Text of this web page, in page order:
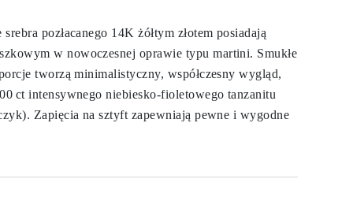
pozłacanego 14K żółtym złotem posiadają
w nowoczesnej oprawie typu martini. Smukłe
tworzą minimalistyczny, współczesny wygląd,
ct intensywnego niebiesko‑fioletowego tanzanitu
Zapięcia na sztyft zapewniają pewne i wygodne